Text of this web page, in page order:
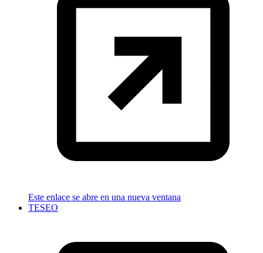
Este enlace se abre en una nueva ventana
TESEO